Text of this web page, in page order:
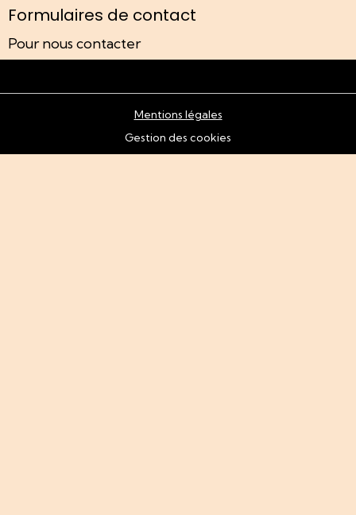
Formulaires de contact
Pour nous contacter
Mentions légales
Gestion des cookies